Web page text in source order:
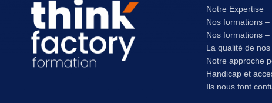
Notre Expertise
Nos formations –
Nos formations –
La qualité de
Notre approche
Handicap et
Ils nous font